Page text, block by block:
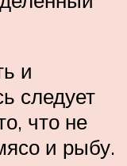
и
следует
что не
и рыбу.